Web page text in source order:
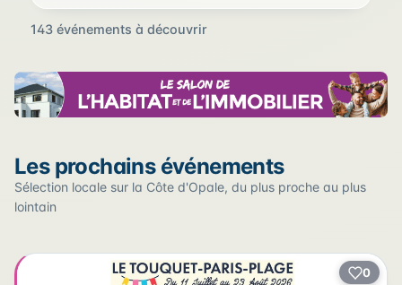
143 événements à découvrir
Cliquez sur un pin pour voir l'événement — les lieux qui
en accueillent plusieurs sont regroupés.
32
+
Les prochains événements
Sélection locale sur la Côte d'Opale, du plus proche au plus
lointain
0